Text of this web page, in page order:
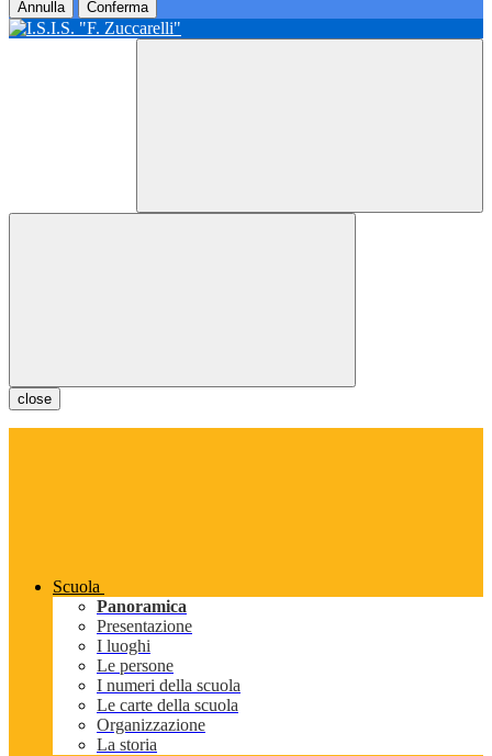
Annulla Conferma
close
Scuola
Panoramica
Presentazione
I luoghi
Le persone
I numeri della scuola
Le carte della scuola
Organizzazione
La storia